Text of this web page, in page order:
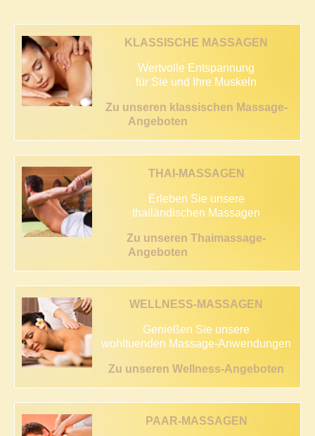
KLASSISCHE MASSAGEN
Wertvolle Entspannung
für Sie und Ihre Muskeln
Zu unseren klassischen Massage-
Angeboten
THAI-MASSAGEN
Erleben Sie unsere
thailändischen Massagen
Zu unseren Thaimassage-
Angeboten
WELLNESS-MASSAGEN
Genießen Sie unsere
wohltuenden Massage-Anwendungen
Zu unseren Wellness-Angeboten
PAAR-MASSAGEN